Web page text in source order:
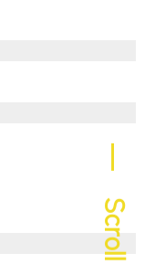
― Scroll